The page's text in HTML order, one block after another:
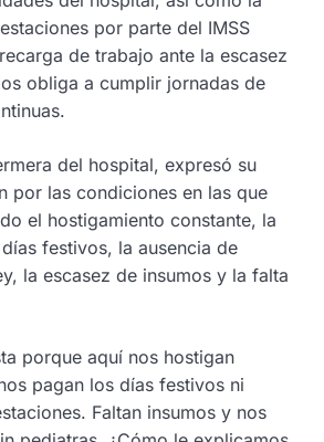
por parte del IMSS
de trabajo ante la escasez
obliga a cumplir jornadas de
del hospital, expresó su
por las condiciones en las que
el hostigamiento constante, la
festivos, la ausencia de
la escasez de insumos y la falta
porque aquí nos hostigan
pagan los días festivos ni
Faltan insumos y nos